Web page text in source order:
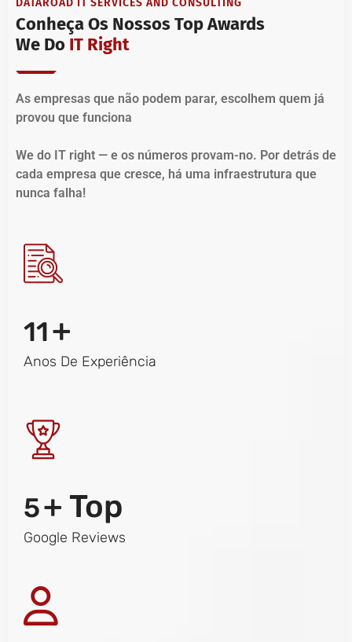
DATAROAD IT SERVICES AND CONSULTING
Conheça Os Nossos Top Awards
We Do IT Right
As empresas que não podem parar, escolhem quem já
provou que funciona
We do IT right — e os números provam-no. Por detrás de
cada empresa que cresce, há uma infraestrutura que
nunca falha!
11+
Anos De Experiência
5+ Top
Google Reviews